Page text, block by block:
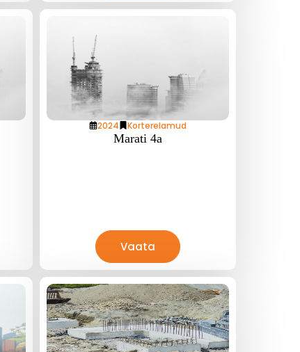
2024 Korterelamud
Marati 4a
Vaata